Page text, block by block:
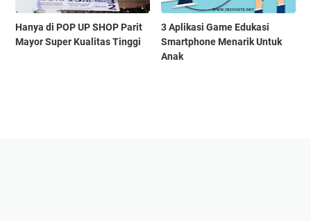
Hanya di POP UP SHOP Parit
Mayor Super Kualitas Tinggi
3 Aplikasi Game Edukasi
Smartphone Menarik Untuk
Anak